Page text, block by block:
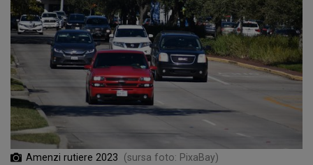
Amenzi rutiere 2023 (sursa foto: PixaBay)